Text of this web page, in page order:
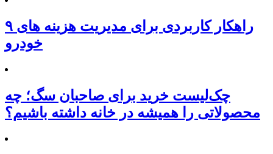
۹ راهکار کاربردی برای مدیریت هزینه های
خودرو
چک‌لیست خرید برای صاحبان سگ؛ چه
محصولاتی را همیشه در خانه داشته باشیم؟